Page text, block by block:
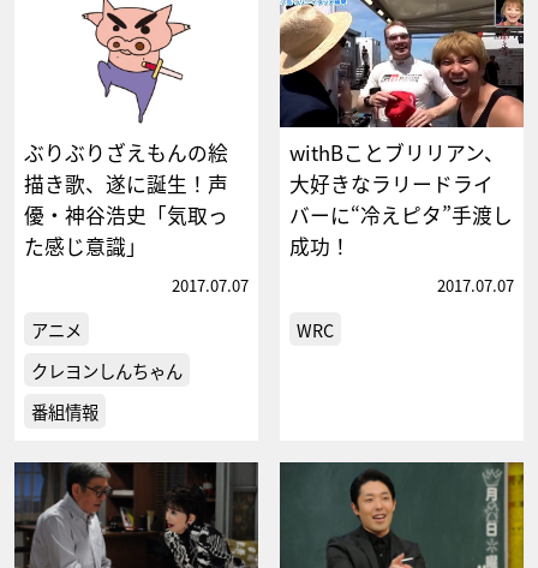
ぶりぶりざえもんの絵
描き歌、遂に誕生！声
優・神谷浩史「気取っ
た感じ意識」
2017.07.07
アニメ
クレヨンしんちゃん
番組情報
withBことブリリアン、
大好きなラリードライ
バーに“冷えピタ”手渡し
成功！
2017.07.07
WRC